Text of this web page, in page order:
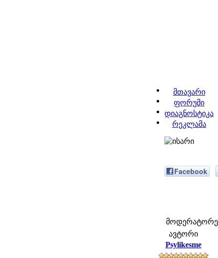
მთავარი
ფორუმი
დიაგნოსტიკა
რეკლამა
Facebook
ავტორი
Psylikesme